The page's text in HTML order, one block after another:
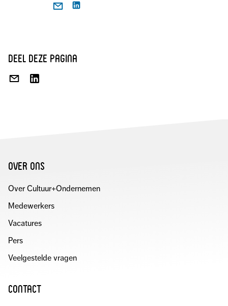
deel deze pagina
DEEL
DEEL
over ons
Over Cultuur+Ondernemen
Medewerkers
Vacatures
Pers
Veelgestelde vragen
contact